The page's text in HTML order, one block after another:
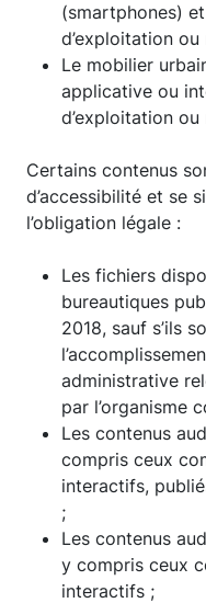
(smartphones)
d’exploitation
Le mobilier
applicative ou
d’exploitation ou
Certains contenus
d’accessibilité et se
l’obligation légale :
Les fichiers
bureautiques
2018, sauf s’ils
administrative
par l’organisme
Les contenus
compris ceux
interactifs,
;
Les contenus
y compris ceux
interactifs ;